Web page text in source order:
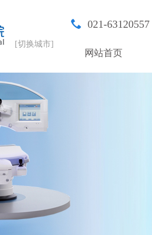
[切换城市]
021-63120557
网站首页